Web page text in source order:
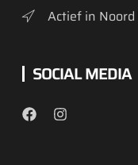
Actief in
SOCIAL MEDIA